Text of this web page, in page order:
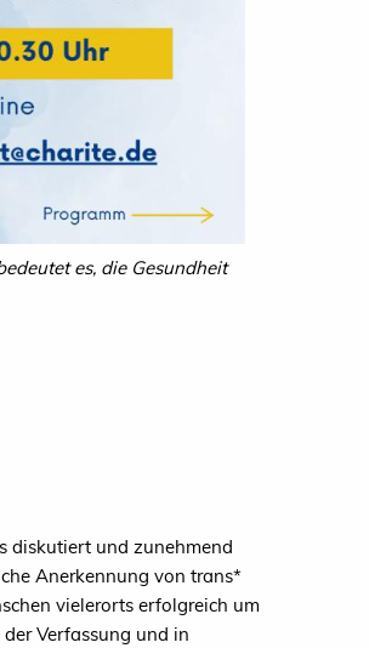
es, die Gesundheit
diskutiert und zunehmend
Anerkennung von trans*
vielerorts erfolgreich um
Verfassung und in